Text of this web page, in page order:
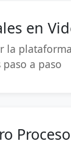
en
la
a paso